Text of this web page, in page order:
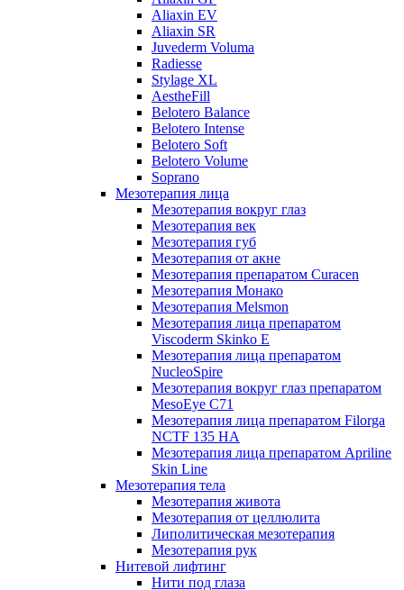
Aliaxin EV
Aliaxin SR
Juvederm Voluma
Radiesse
Stylage XL
AestheFill
Belotero Balance
Belotero Intense
Belotero Soft
Belotero Volume
Soprano
Мезотерапия лица
Мезотерапия вокруг глаз
Мезотерапия век
Мезотерапия губ
Мезотерапия от акне
Мезотерапия препаратом Curacen
Мезотерапия Монако
Мезотерапия Melsmon
Мезотерапия лица препаратом
Viscoderm Skinko E
Мезотерапия лица препаратом
NucleoSpire
Мезотерапия вокруг глаз препаратом
MesoEye С71
Мезотерапия лица препаратом Filorga
NCTF 135 HA
Мезотерапия лица препаратом Apriline
Skin Line
Мезотерапия тела
Мезотерапия живота
Мезотерапия от целлюлита
Липолитическая мезотерапия
Мезотерапия рук
Нитевой лифтинг
Нити под глаза